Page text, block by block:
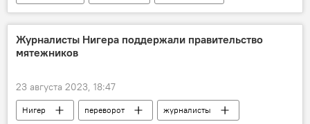
Следственный комитет
Происшествия и инциденты в Ереване
Журналисты Нигера поддержали правительство
мятежников
23 августа 2023, 18:47
Нигер переворот
журналисты